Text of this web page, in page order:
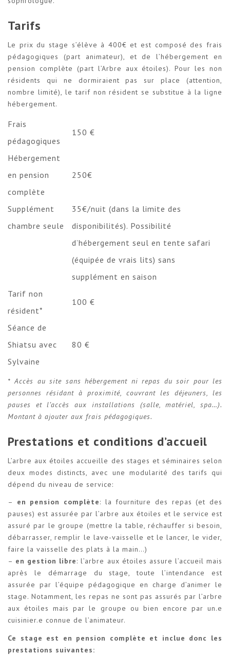
Tarifs
Le prix du stage s’élève à 400€ et est composé des frais
pédagogiques (part animateur), et de l’hébergement en
pension complète (part l’Arbre aux étoiles). Pour les non
résidents qui ne dormiraient pas sur place (attention,
nombre limité), le tarif non résident se substitue à la ligne
hébergement.
Frais
pédagogiques
150 €
Hébergement
en pension
complète
250€
Supplément
chambre seule
35€/nuit (dans la limite des
disponibilités). Possibilité
d’hébergement seul en tente safari
(équipée de vrais lits) sans
supplément en saison
Tarif non
résident*
100 €
Séance de
Shiatsu avec
Sylvaine
80 €
* Accès au site sans hébergement ni repas du soir pour les
personnes résidant à proximité, couvrant les déjeuners, les
pauses et l’accès aux installations (salle, matériel, spa…).
Montant à ajouter aux frais pédagogiques.
Prestations et conditions d’accueil
L’arbre aux étoiles accueille des stages et séminaires selon
deux modes distincts, avec une modularité des tarifs qui
dépend du niveau de service:
– en pension complète: la fourniture des repas (et des
pauses) est assurée par l’arbre aux étoiles et le service est
assuré par le groupe (mettre la table, réchauffer si besoin,
débarrasser, remplir le lave-vaisselle et le lancer, le vider,
faire la vaisselle des plats à la main…)
– en gestion libre: l’arbre aux étoiles assure l’accueil mais
après le démarrage du stage, toute l’intendance est
assurée par l’équipe pédagogique en charge d’animer le
stage. Notamment, les repas ne sont pas assurés par l’arbre
aux étoiles mais par le groupe ou bien encore par un.e
cuisinier.e connue de l’animateur.
Ce stage est en pension complète et inclue donc les
prestations suivantes: